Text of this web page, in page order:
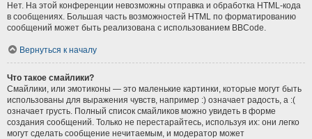
Нет. На этой конференции невозможны отправка и обработка HTML-кода
в сообщениях. Большая часть возможностей HTML по форматированию
сообщений может быть реализована с использованием BBCode.
Вернуться к началу
Что такое смайлики?
Смайлики, или эмотиконы — это маленькие картинки, которые могут быть
использованы для выражения чувств, например :) означает радость, а :(
означает грусть. Полный список смайликов можно увидеть в форме
создания сообщений. Только не перестарайтесь, используя их: они легко
могут сделать сообщение нечитаемым, и модератор может